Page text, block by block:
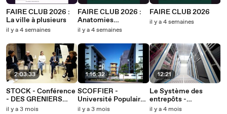
FAIRE CLUB 2026 :
La ville à plusieurs
il y a 4 semaines
2:03:33
STOCK - Conférence
- DES GRENIERS
AUX DATA-CENTERS
il y a 3 mois
FAIRE CLUB 2026 :
Anatomies
d'Architecture
il y a 4 semaines
1:16:32
SCOFFIER -
Université Populaire -
4# Le quartier
il y a 3 mois
FAIRE CLUB 2026
il y a 4 semaines
12:21
Le Système des
entrepôts -
DOCUMENTAIRE -
il y a 4 mois